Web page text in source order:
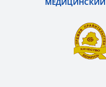
МЕДИЦИНСКИЙ